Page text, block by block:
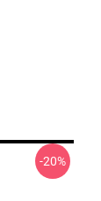
-20%